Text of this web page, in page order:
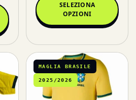
SELEZIONA
OPZIONI
MAGLIA BRASILE
2025/2026